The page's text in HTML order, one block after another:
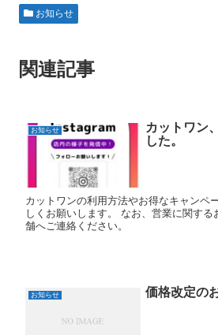
お知らせ
関連記事
お知らせ
カットワン
した。
カットワンの利用方法やお得なキャンペ
しくお願いします。 なお、営業に関す
舗へご連絡ください。
お知らせ 価格改定の